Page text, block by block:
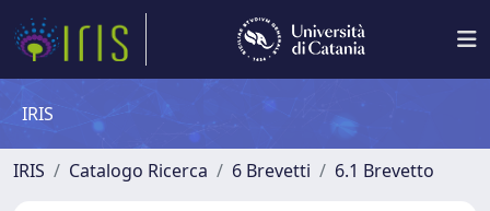
IRIS
IRIS Catalogo Ricerca 6 Brevetti 6.1 Brevetto